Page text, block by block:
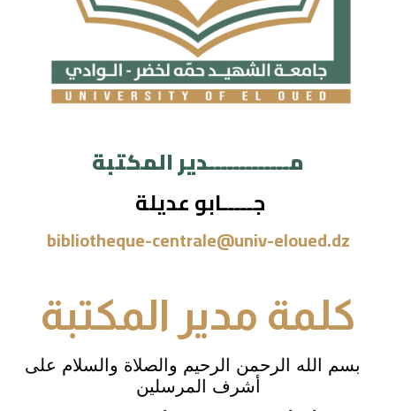
مـــــــــــــدير المكتبة
جـــــابو عديلة
bibliotheque-centrale@univ-eloued.dz
كلمة مدير المكتبة
بسم الله الرحمن الرحيم والصلاة والسلام على
أشرف المرسلين